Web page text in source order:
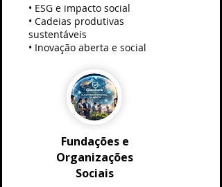
• ESG e impacto social
• Cadeias produtivas
sustentáveis
• Inovação aberta e social
Fundações e
Organizações
Sociais